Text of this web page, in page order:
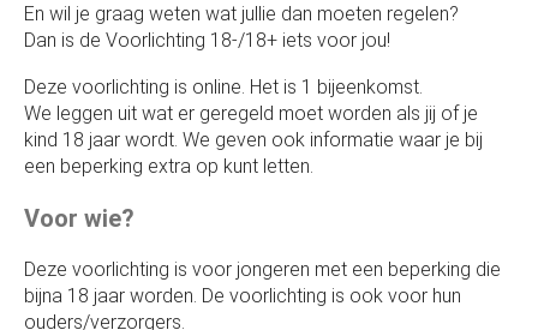
En wil je graag weten wat jullie dan moeten regelen?
Dan is de Voorlichting 18-/18+ iets voor jou!
Deze voorlichting is online. Het is 1 bijeenkomst.
We leggen uit wat er geregeld moet worden als jij of je
kind 18 jaar wordt. We geven ook informatie waar je bij
een beperking extra op kunt letten.
Voor wie?
Deze voorlichting is voor jongeren met een beperking die
bijna 18 jaar worden. De voorlichting is ook voor hun
ouders/verzorgers.